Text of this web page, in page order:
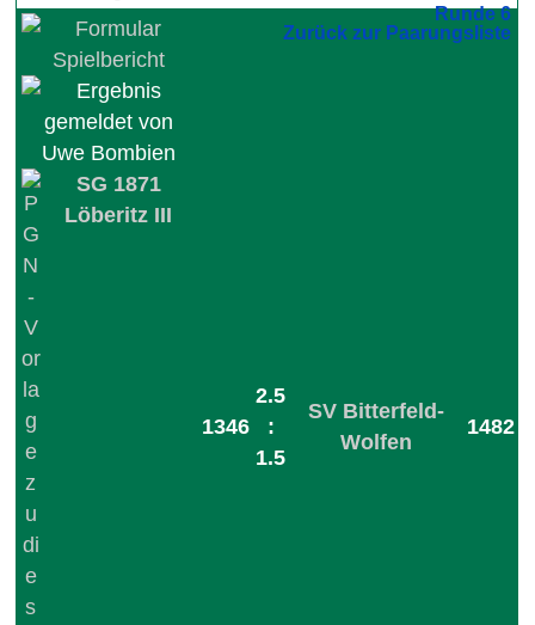
Runde 6
SG 1871
Löberitz III
1346
2.5
:
1.5
SV Bitterfeld-
Wolfen
1482